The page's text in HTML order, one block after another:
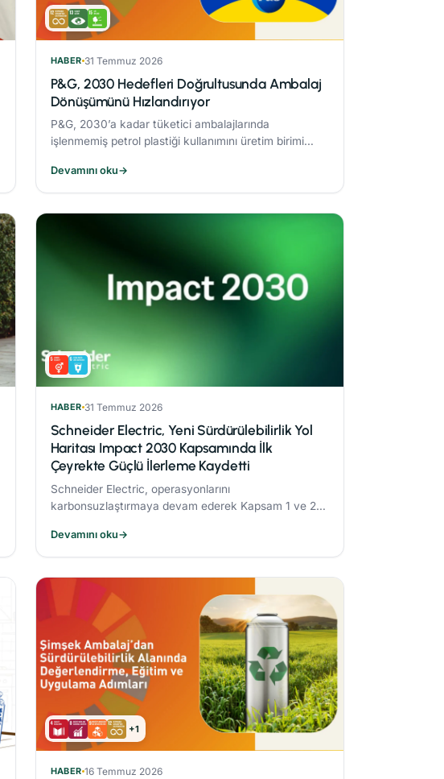
HABER 31 Temmuz 2026
P&G, 2030 Hedefleri Doğrultusunda Ambalaj
Dönüşümünü Hızlandırıyor
P&G, 2030’a kadar tüketici ambalajlarında
işlenmemiş petrol plastiği kullanımını üretim birimi
%21’lik azaltım sağladı.
Devamını oku→
HABER 31 Temmuz 2026
Schneider Electric, Yeni Sürdürülebilirlik Yol
Haritası Impact 2030 Kapsamında İlk
Çeyrekte Güçlü İlerleme Kaydetti
Schneider Electric, operasyonlarını
karbonsuzlaştırmaya devam ederek Kapsam 1 ve 2
azalttı.
Devamını oku→
+1
HABER 16 Temmuz 2026